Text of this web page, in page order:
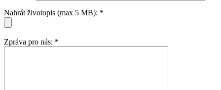
Nahrát životopis (max 5 MB): *
Zpráva pro nás: *